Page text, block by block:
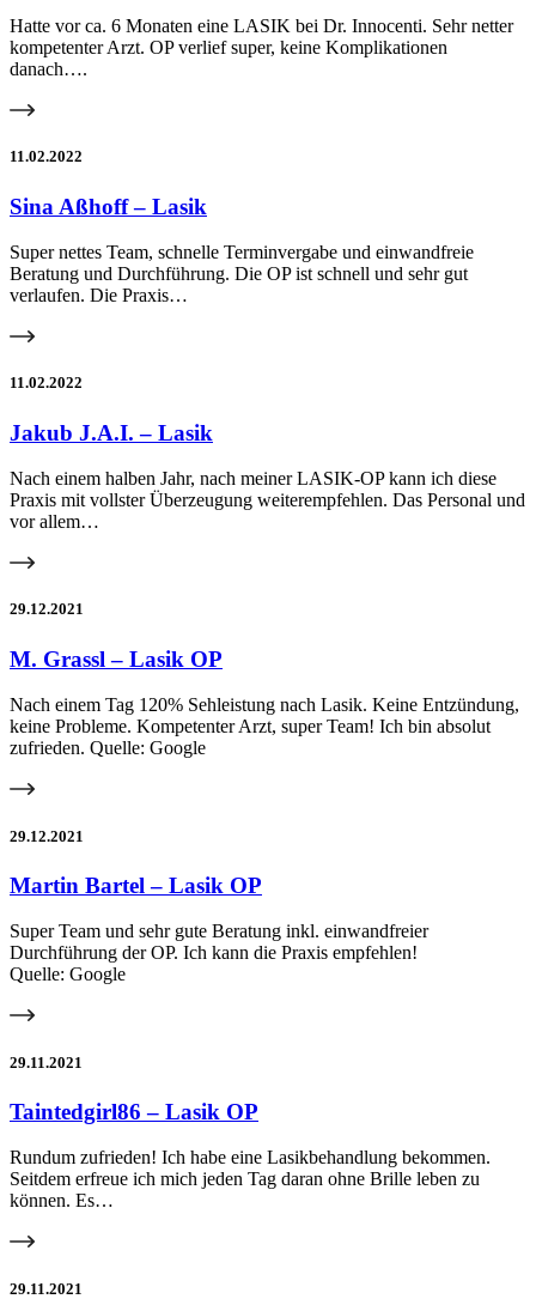
Hatte vor ca. 6 Monaten eine LASIK bei Dr. Innocenti. Sehr netter
kompetenter Arzt. OP verlief super, keine Komplikationen
danach….
11.02.2022
Sina Aßhoff – Lasik
Super nettes Team, schnelle Terminvergabe und einwandfreie
Beratung und Durchführung. Die OP ist schnell und sehr gut
verlaufen. Die Praxis…
11.02.2022
Jakub J.A.I. – Lasik
Nach einem halben Jahr, nach meiner LASIK-OP kann ich diese
Praxis mit vollster Überzeugung weiterempfehlen. Das Personal und
vor allem…
29.12.2021
M. Grassl – Lasik OP
Nach einem Tag 120% Sehleistung nach Lasik. Keine Entzündung,
keine Probleme. Kompetenter Arzt, super Team! Ich bin absolut
zufrieden. Quelle: Google
29.12.2021
Martin Bartel – Lasik OP
Super Team und sehr gute Beratung inkl. einwandfreier
Durchführung der OP. Ich kann die Praxis empfehlen!
Quelle: Google
29.11.2021
Taintedgirl86 – Lasik OP
Rundum zufrieden! Ich habe eine Lasikbehandlung bekommen.
Seitdem erfreue ich mich jeden Tag daran ohne Brille leben zu
können. Es…
29.11.2021